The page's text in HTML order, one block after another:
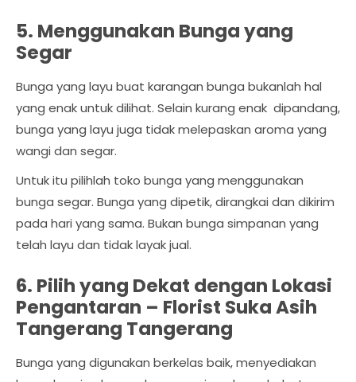
5. Menggunakan Bunga yang
Segar
Bunga yang layu buat karangan bunga bukanlah hal
yang enak untuk dilihat. Selain kurang enak dipandang,
bunga yang layu juga tidak melepaskan aroma yang
wangi dan segar.
Untuk itu pilihlah toko bunga yang menggunakan
bunga segar. Bunga yang dipetik, dirangkai dan dikirim
pada hari yang sama. Bukan bunga simpanan yang
telah layu dan tidak layak jual.
6. Pilih yang Dekat dengan Lokasi
Pengantaran – Florist Suka Asih
Tangerang Tangerang
Bunga yang digunakan berkelas baik, menyediakan